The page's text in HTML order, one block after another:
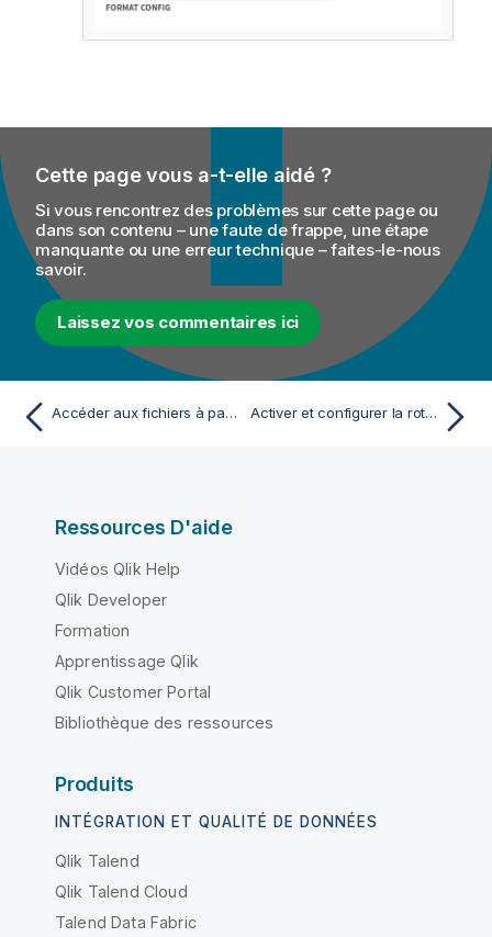
Cette page vous a-t-elle aidé ?
Si vous rencontrez des problèmes sur cette page ou
dans son contenu – une faute de frappe, une étape
manquante ou une erreur technique – faites-le-nous
savoir.
Laissez vos commentaires ici
Accéder aux fichiers à partir de votre moteur Activer et configurer la rotation des logs sur le moteur
Ressources D'aide
Vidéos Qlik Help
Qlik Developer
Formation
Apprentissage Qlik
Qlik Customer Portal
Bibliothèque des ressources
Produits
INTÉGRATION ET QUALITÉ DE DONNÉES
Qlik Talend
Qlik Talend Cloud
Talend Data Fabric